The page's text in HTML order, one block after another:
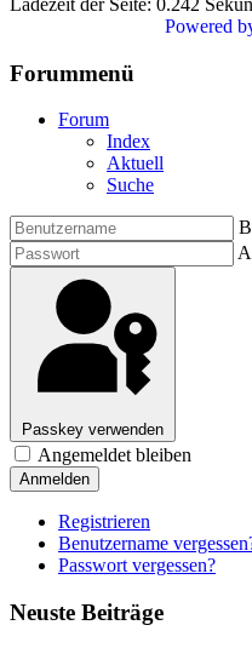
Ladezeit der Seite: 0.242
Powered
Forummenü
Forum
Index
Aktuell
Suche
Passkey verwenden
Angemeldet bleiben
Anmelden
Registrieren
Benutzername
Passwort vergessen?
Neuste Beiträge